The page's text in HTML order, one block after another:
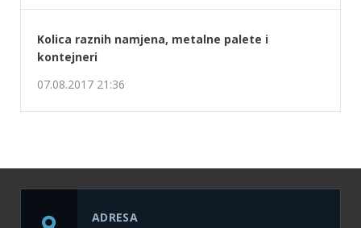
TELEFON
+387 33 515 810
O NAMA